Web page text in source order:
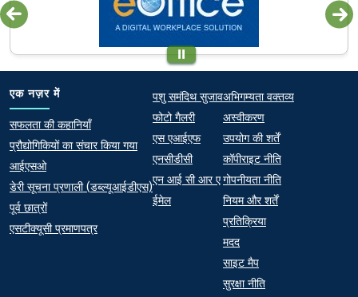
एक नज़र में
At a Glance
सफलता की कहानियाँ
प्रौद्योगिकियों का संचार किया गया
आईएसओ
डेरी सूचना प्रणाली (डब्ल्यूआईडीएस)
पूर्व छात्रों
एसटीक्यूसी प्रमाणपत्र
Quick links
पशु समंदिथ सुजाव
फोटो गैलरी
एस एआईएफ
एनसीडीसी
एन आई सी आर ए
ईमेल
Footer
अभिगम्यता वक्तव्य
अस्वीकरण
उपयोग की शर्तें
कॉपीराइट नीति
गोपनीयता नीति
नियम और शर्तें
प्रतिक्रिया
मदद
साइट मैप
सुरक्षा नीति